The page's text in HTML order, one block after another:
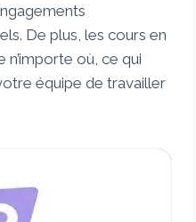
De plus, les cours en
n’importe où, ce qui
équipe de travailler